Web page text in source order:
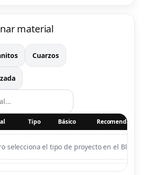
material
Cuarzos
Tipo Básico Recomendado
selecciona el tipo de proyecto en el